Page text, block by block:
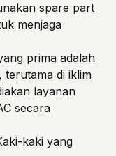
spare part
menjaga
prima adalah
terutama di iklim
layanan
secara
kaki yang